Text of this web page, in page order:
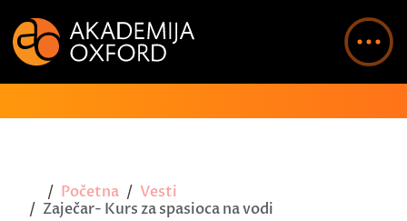
Početna
Vesti
Zaječar- Kurs za spasioca na vodi